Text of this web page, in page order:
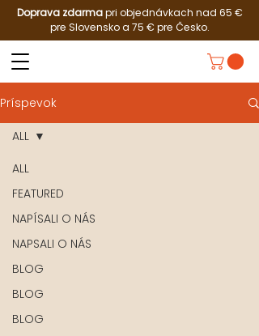
Doprava zdarmapri objednávkach nad 65 €
pre Slovensko a 75 € pre Česko.
Príspevok
ALL
FEATURED
NAPÍSALI O NÁS
NAPSALI O NÁS
BLOG
BLOG
BLOG
ALL